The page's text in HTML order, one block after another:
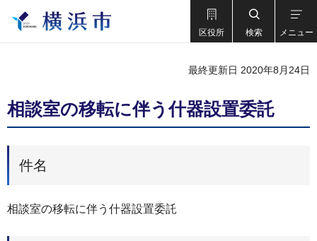
区役所 検索 メニュー
最終更新日 2020年8月24日
相談室の移転に伴う什器設置委託
件名
相談室の移転に伴う什器設置委託